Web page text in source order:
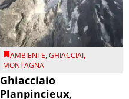
AMBIENTE,GHIACCIAI,
MONTAGNA
Ghiacciaio
Planpincieux,